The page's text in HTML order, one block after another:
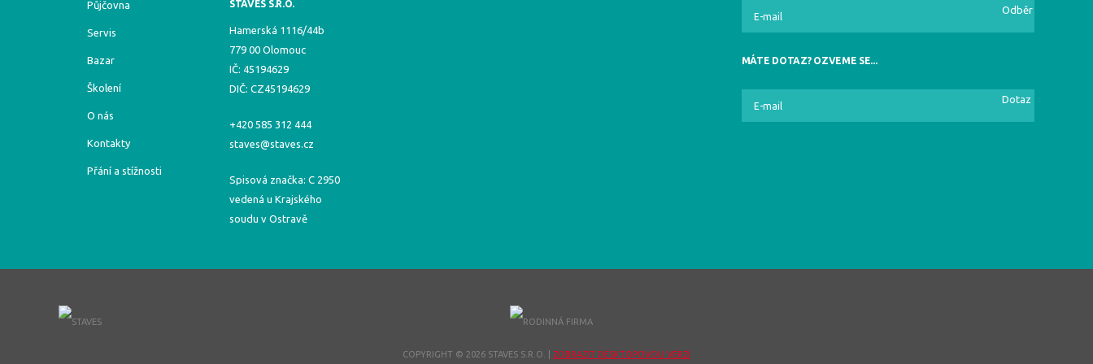
Půjčovna
Servis
Bazar
Školení
O nás
Kontakty
Přání a stížnosti
STAVES S.R.O.
Hamerská 1116/44b
779 00 Olomouc
IČ: 45194629
DIČ: CZ45194629
+420 585 312 444
staves@staves.cz
Spisová značka: C 2950
vedená u Krajského
soudu v Ostravě
Odběr
MÁTE DOTAZ? OZVEME SE...
Dotaz
COPYRIGHT © 2026 STAVES S.R.O. ZOBRAZIT DESKTOPOVOU VERZI